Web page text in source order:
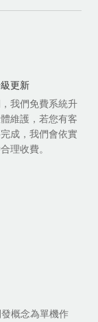
更新
我們免費系統升
維護，若您有客
成，我們會依實
理收費。
概念為單機作